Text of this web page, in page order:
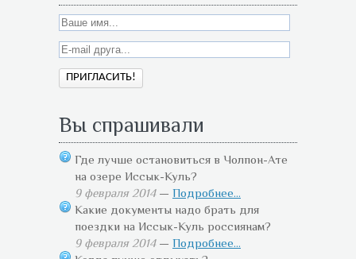
Вы спрашивали
Где лучше остановиться в Чолпон-Ате
на озере Иссык-Куль?
9 февраля 2014— Подробнее...
Какие документы надо брать для
поездки на Иссык-Куль россиянам?
9 февраля 2014— Подробнее...